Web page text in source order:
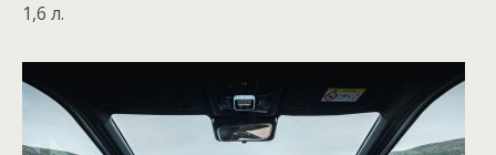
1,6 л.